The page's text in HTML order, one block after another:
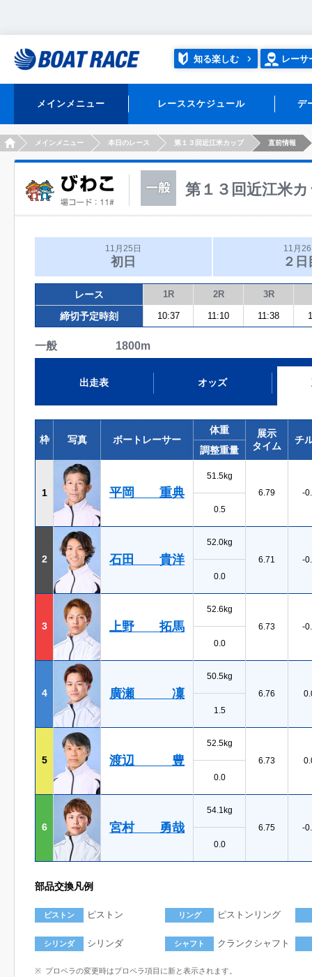
知る楽しむ レーサ
メインメニュー レーススケジュール デ
HOMEメインメニュー 本日のレース 第１３回近江米カップ 直前情報
第１３回近江米
11月25日
初日
11月
２日
レース 1R 2R 3R
締切予定時刻 10:37 11:10 11:38
一般 1800m
出走表 オッズ
枠 写真 ボートレーサー
体重
展示
タイム
チ
調整重量
1 平岡 重典
51.5kg
6.79
-
0.5
2 石田 貴洋
52.0kg
6.71
-
0.0
3 上野 拓馬
52.6kg
6.73
-
0.0
4 廣瀬 凜
50.5kg
6.76
1.5
5 渡辺 豊
52.5kg
6.73
0.0
6 宮村 勇哉
54.1kg
6.75
-
0.0
部品交換凡例
ピストン ピストン リング ピストンリング
シリンダ シリンダ シャフト クランクシャフト
プロペラの変更時はプロペラ項目に新と表示されます。